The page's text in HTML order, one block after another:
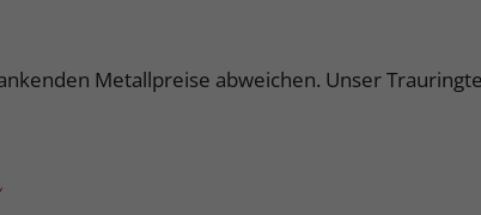
Metallpreise abweichen. Unser